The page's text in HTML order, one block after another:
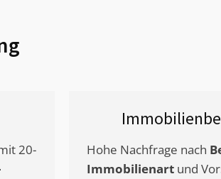
20-
Hohe Nachfrage nach
Immobilienart und